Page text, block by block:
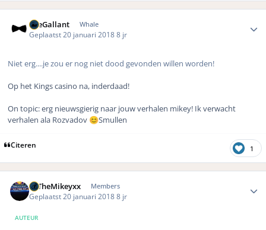
TheGallant Whale
Geplaatst 20 januari 20188 jr
Niet erg....je zou er nog niet dood gevonden willen worden!
Op het Kings casino na, inderdaad!
On topic: erg nieuwsgierig naar jouw verhalen mikey! Ik verwacht
verhalen ala Rozvadov 😊Smullen
Citeren 1
xxTheMikeyxx Members
Geplaatst 20 januari 20188 jr
AUTEUR